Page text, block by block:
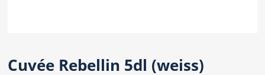
Cuvée Rebellin 5dl (weiss)